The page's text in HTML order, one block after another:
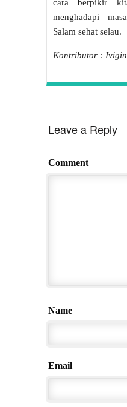
cara berpikir
menghadapi
Salam sehat selau.
Kontributor :
Leave a Reply
Comment
Name
Email